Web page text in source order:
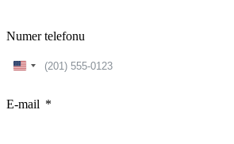
Numer telefonu
United
E-mail